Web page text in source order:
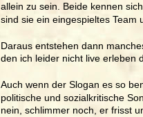
allein zu sein. Beide kennen
sind sie ein eingespieltes Team
Daraus entstehen dann
den ich leider nicht live erleben
Auch wenn der Slogan es so
politische und sozialkritische
nein, schlimmer noch, er frisst